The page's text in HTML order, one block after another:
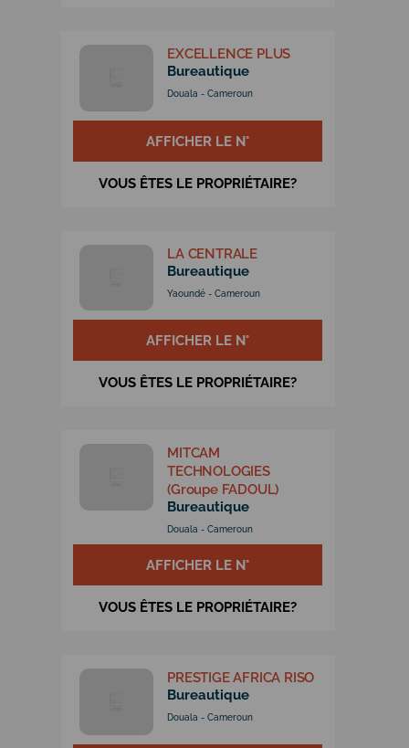
EXCELLENCE PLUS
Bureautique
Douala - Cameroun
AFFICHER LE N°
VOUS ÊTES LE PROPRIÉTAIRE?
LA CENTRALE
Bureautique
Yaoundé - Cameroun
AFFICHER LE N°
VOUS ÊTES LE PROPRIÉTAIRE?
MITCAM
TECHNOLOGIES
(Groupe FADOUL)
Bureautique
Douala - Cameroun
AFFICHER LE N°
VOUS ÊTES LE PROPRIÉTAIRE?
PRESTIGE AFRICA RISO
Bureautique
Douala - Cameroun